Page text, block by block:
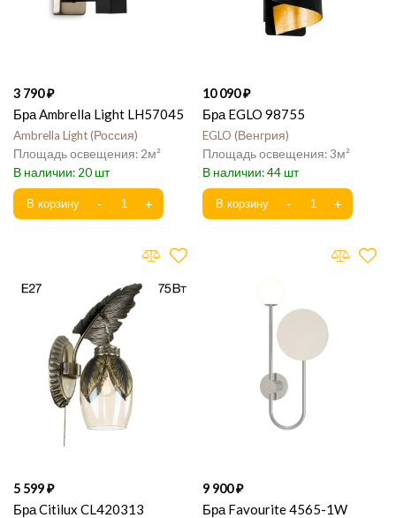
3 790
Бра Ambrella Light LH57045
Ambrella Light Россия
2
20
10 090
Бра EGLO 98755
EGLO Венгрия
3
44
5 599
Бра Citilux CL420313
9 900
Бра Favourite 4565-1W